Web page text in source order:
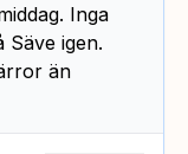
Inga
Säve igen.
än